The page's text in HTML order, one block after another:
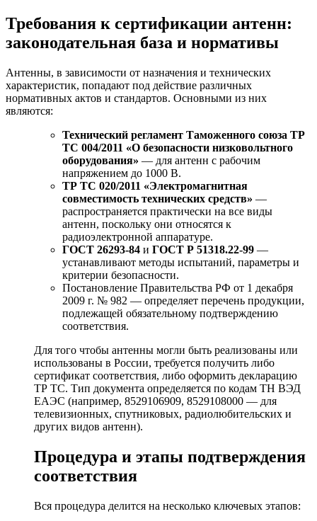
Требования к сертификации антенн:
законодательная база и нормативы
Антенны, в зависимости от назначения и технических
характеристик, попадают под действие различных
нормативных актов и стандартов. Основными из них
являются:
Технический регламент Таможенного союза ТР
ТС 004/2011 «О безопасности низковольтного
оборудования» — для антенн с рабочим
напряжением до 1000 В.
ТР ТС 020/2011 «Электромагнитная
совместимость технических средств» —
распространяется практически на все виды
антенн, поскольку они относятся к
радиоэлектронной аппаратуре.
ГОСТ 26293-84 и ГОСТ Р 51318.22-99 —
устанавливают методы испытаний, параметры и
критерии безопасности.
Постановление Правительства РФ от 1 декабря
2009 г. № 982 — определяет перечень продукции,
подлежащей обязательному подтверждению
соответствия.
Для того чтобы антенны могли быть реализованы или
использованы в России, требуется получить либо
сертификат соответствия, либо оформить декларацию
ТР ТС. Тип документа определяется по кодам ТН ВЭД
ЕАЭС (например, 8529106909, 8529108000 — для
телевизионных, спутниковых, радиолюбительских и
других видов антенн).
Процедура и этапы подтверждения
соответствия
Вся процедура делится на несколько ключевых этапов: